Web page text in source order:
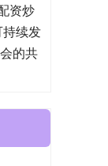
资炒
续发
的共